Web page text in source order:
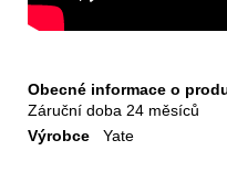
Obecné informace o
Záruční doba 24 měsíců
Výrobce
Yate